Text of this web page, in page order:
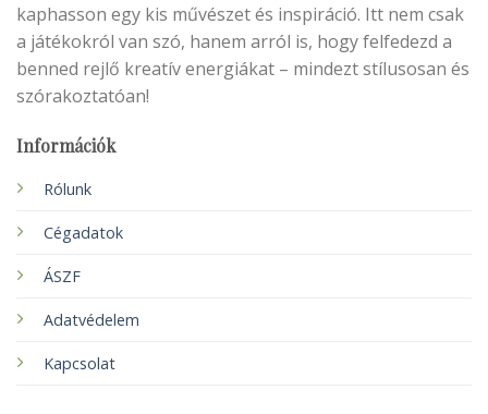
kaphasson egy kis művészet és inspiráció. Itt nem csak
a játékokról van szó, hanem arról is, hogy felfedezd a
benned rejlő kreatív energiákat – mindezt stílusosan és
szórakoztatóan!
Információk
Rólunk
Cégadatok
ÁSZF
Adatvédelem
Kapcsolat